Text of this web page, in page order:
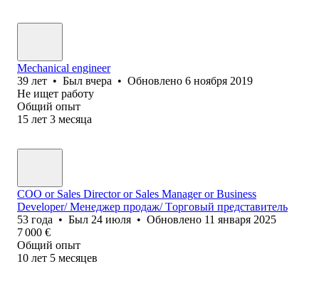
Mechanical engineer
39 лет • Был вчера • Обновлено 6 ноября 2019
Не ищет работу
Общий опыт
15 лет 3 месяца
COO or Sales Director or Sales Manager or Business
Developer/ Менеджер продаж/ Tорговый представитель
53 года • Был 24 июля • Обновлено 11 января 2025
7 000 €
Общий опыт
10 лет 5 месяцев